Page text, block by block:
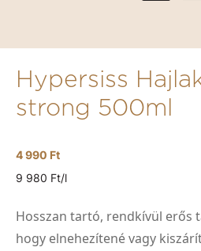
Hypersiss
strong 500ml
4 990 Ft
9 980 Ft/l
Hosszan tartó, rendkívül erős
hogy elnehezítené vagy